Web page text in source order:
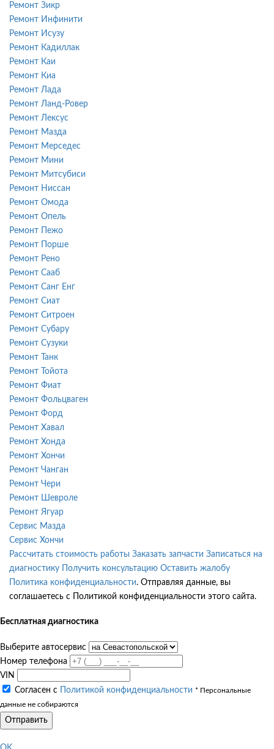
Ремонт Зикр
Ремонт Инфинити
Ремонт Исузу
Ремонт Кадиллак
Ремонт Каи
Ремонт Киа
Ремонт Лада
Ремонт Ланд-Ровер
Ремонт Лексус
Ремонт Мазда
Ремонт Мерседес
Ремонт Мини
Ремонт Митсубиси
Ремонт Ниссан
Ремонт Омода
Ремонт Опель
Ремонт Пежо
Ремонт Порше
Ремонт Рено
Ремонт Сааб
Ремонт Санг Енг
Ремонт Сиат
Ремонт Ситроен
Ремонт Субару
Ремонт Сузуки
Ремонт Танк
Ремонт Тойота
Ремонт Фиат
Ремонт Фольцваген
Ремонт Форд
Ремонт Хавал
Ремонт Хонда
Ремонт Хончи
Ремонт Чанган
Ремонт Чери
Ремонт Шевроле
Ремонт Ягуар
Сервис Мазда
Сервис Хончи
Рассчитать стоимость работы Заказать запчасти Записаться на
диагностику
Получить консультацию Оставить жалобу
Политика конфиденциальности. Отправляя данные, вы
соглашаетесь с Политикой конфиденциальности этого сайта.
Бесплатная диагностика
Выберите автосервис
Номер телефона
VIN
Согласен с
Политикой конфиденциальности * Персональные
данные не собираются
Отправить